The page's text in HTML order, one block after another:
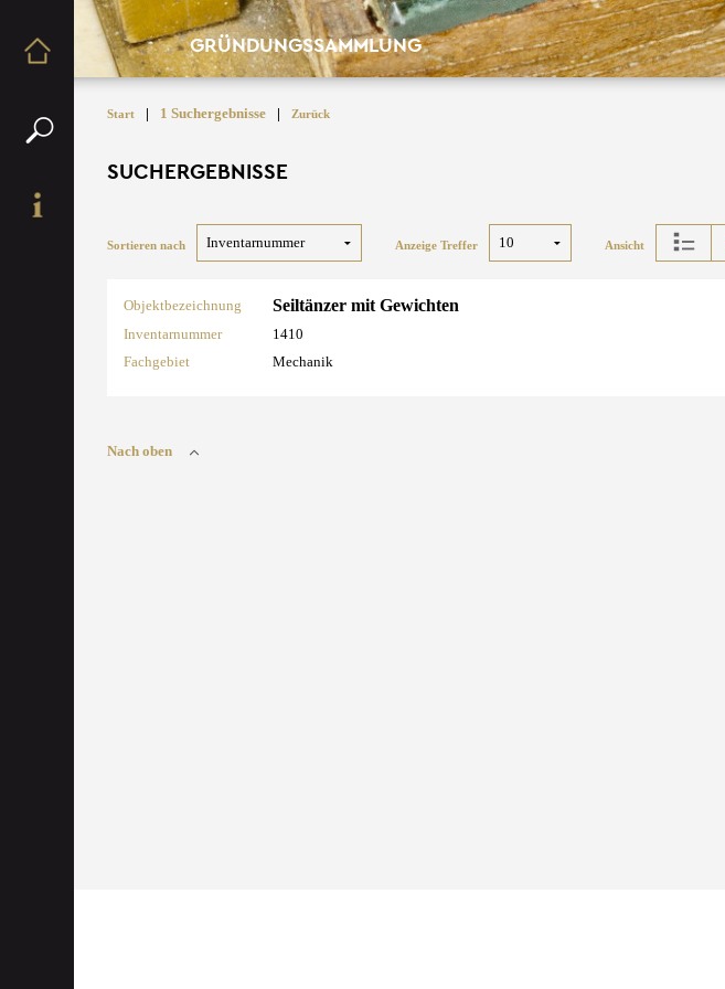
GRÜNDUNGSSAMMLUNG
Start | 1 Suchergebnisse | Zurück
SUCHERGEBNISSE
Sortieren nach Anzeige Treffer Ansicht
Objektbezeichnung Seiltänzer mit Gewichten
Inventarnummer
1410
Fachgebiet
Mechanik
Nach oben